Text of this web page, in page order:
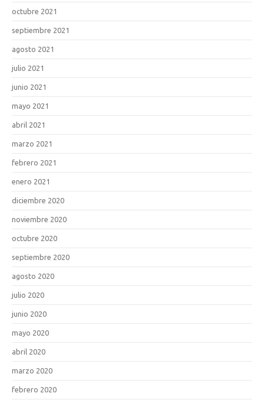
octubre 2021
septiembre 2021
agosto 2021
julio 2021
junio 2021
mayo 2021
abril 2021
marzo 2021
febrero 2021
enero 2021
diciembre 2020
noviembre 2020
octubre 2020
septiembre 2020
agosto 2020
julio 2020
junio 2020
mayo 2020
abril 2020
marzo 2020
febrero 2020